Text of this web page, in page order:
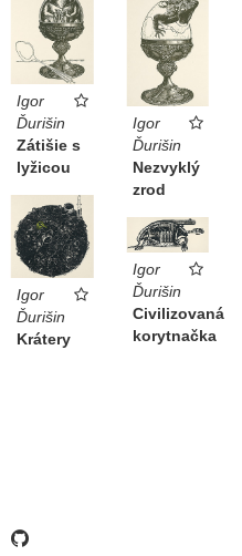
Igor
Ďurišin
Zátišie s
lyžicou
Igor
Ďurišin
Nezvyklý
zrod
Igor
Ďurišin
Krátery
Igor
Ďurišin
Civilizovaná
korytnačka